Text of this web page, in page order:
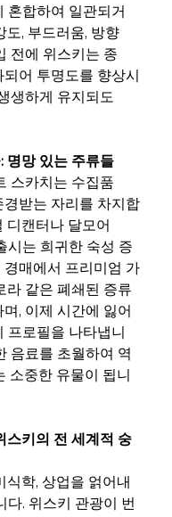
혼합하여 일관되거
도, 부드러움, 방향
전에 위스키는 종
어 투명도를 향상시
생하게 유지되도
명망 있는 주류들
스카치는 수집품
받는 자리를 차지합
디캔터나 달모어
시는 희귀한 숙성 증
경매에서 프리미엄 가
같은 폐쇄된 증류
, 이제 시간에 잃어
프로필을 나타냅니
음료를 초월하여 역
소중한 유물이 됩니
키의 전 세계적 숭
식학, 상업을 얽어내
다. 위스키 관광이 번